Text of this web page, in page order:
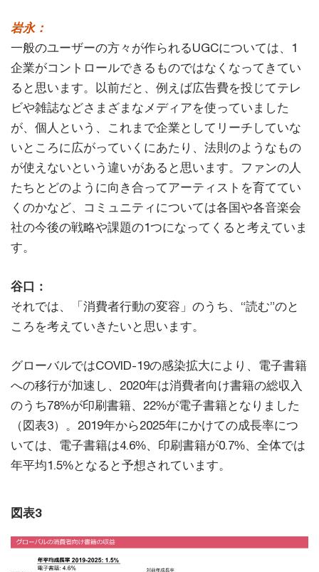
岩永：
一般のユーザーの方々が作られるUGCについては、1
企業がコントロールできるものではなくなってきてい
ると思います。以前だと、例えば広告費を投じてテレ
ビや雑誌などさまざまなメディアを使っていました
が、個人という、これまで企業としてリーチしていな
いところに広がっていくにあたり、法則のようなもの
が使えないという違いがあると思います。ファンの人
たちとどのように向き合ってアーティストを育ててい
くのかなど、コミュニティについては各国や各音楽会
社の今後の戦略や課題の1つになってくると考えていま
す。
谷口：
それでは、「消費者行動の変容」のうち、“読む”のと
ころを考えていきたいと思います。
グローバルではCOVID-19の感染拡大により、電子書籍
への移行が加速し、2020年は消費者向け書籍の総収入
のうち78%が印刷書籍、22%が電子書籍となりました
（図表3）。2019年から2025年にかけての成長率につ
いては、電子書籍は4.6%、印刷書籍が0.7%、全体では
年平均1.5%となると予想されています。
図表3